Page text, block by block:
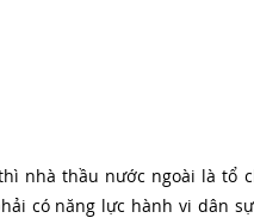
nhà thầu nước ngoài là tổ
có năng lực hành vi dân